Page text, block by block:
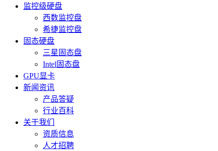
监控级硬盘
西数监控盘
希捷监控盘
固态硬盘
三星固态盘
Intel固态盘
GPU显卡
新闻资讯
产品答疑
行业百科
关于我们
资质信息
人才招聘